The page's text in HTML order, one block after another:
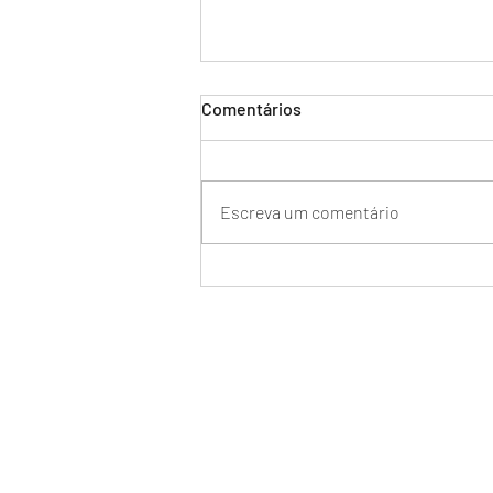
Comentários
Escreva um comentário